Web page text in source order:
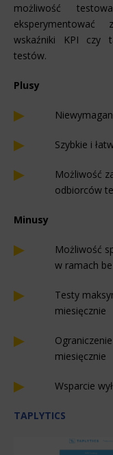
możliwość
wskaźniki KPI czy
testów.
Plusy
Szybkie i
Możliwość
odbiorców
Minusy
Możliwość
w ramach
Testy
miesięcznie
miesięcznie
Wsparcie
TAPLYTICS